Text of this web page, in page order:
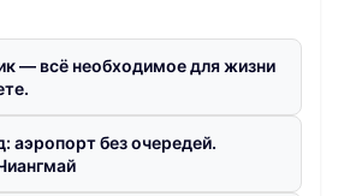
— всё необходимое для жизни
аэропорт без очередей.